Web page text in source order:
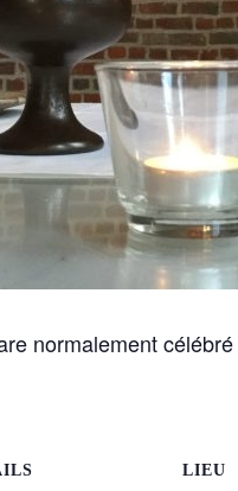
normalement
LIEU